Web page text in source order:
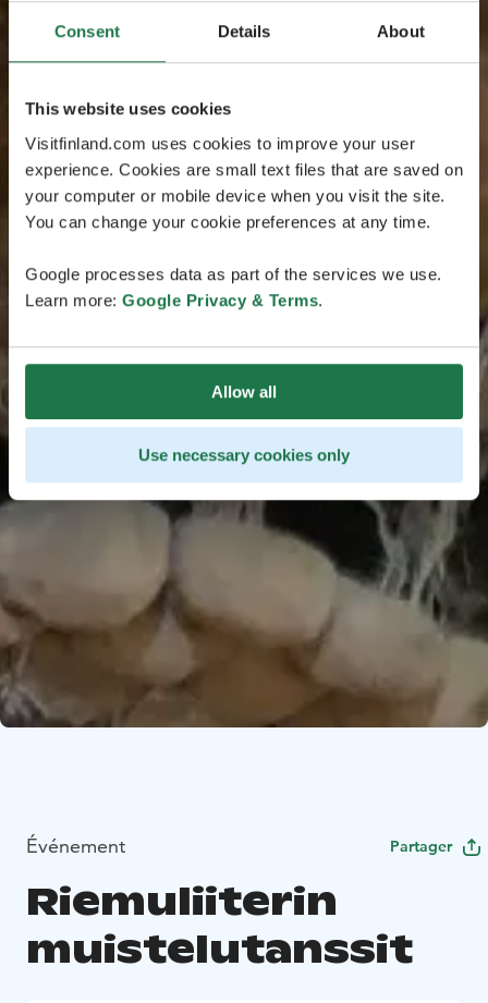
Consent Details About
This website uses cookies
Visitfinland.com uses cookies to improve your user
experience. Cookies are small text files that are saved on
your computer or mobile device when you visit the site.
You can change your cookie preferences at any time.
Google processes data as part of the services we use.
Learn more: Google Privacy & Terms.
Allow all
Use necessary cookies only
Événement Partager
Riemuliiterin
muistelutanssit